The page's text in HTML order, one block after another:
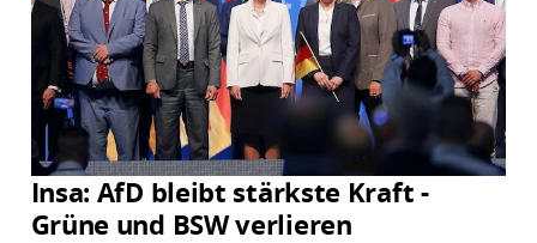
Insa: AfD bleibt stärkste Kraft -
Grüne und BSW verlieren